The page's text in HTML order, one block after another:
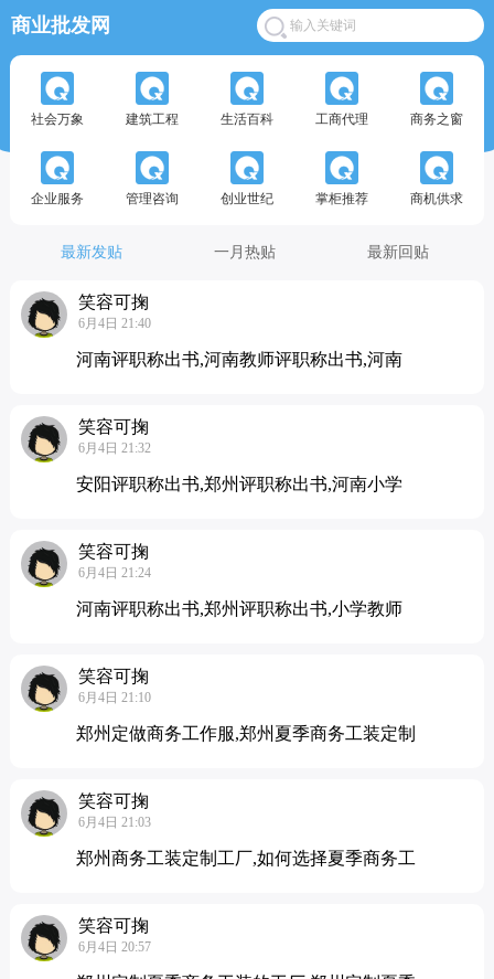
商业批发网
社会万象 建筑工程 生活百科 工商代理 商务之窗
企业服务 管理咨询 创业世纪 掌柜推荐 商机供求
最新发贴 一月热贴 最新回贴
笑容可掬
6月4日 21:40
河南评职称出书,河南教师评职称出书,河南
笑容可掬
6月4日 21:32
安阳评职称出书,郑州评职称出书,河南小学
笑容可掬
6月4日 21:24
河南评职称出书,郑州评职称出书,小学教师
笑容可掬
6月4日 21:10
郑州定做商务工作服,郑州夏季商务工装定制
笑容可掬
6月4日 21:03
郑州商务工装定制工厂,如何选择夏季商务工
笑容可掬
6月4日 20:57